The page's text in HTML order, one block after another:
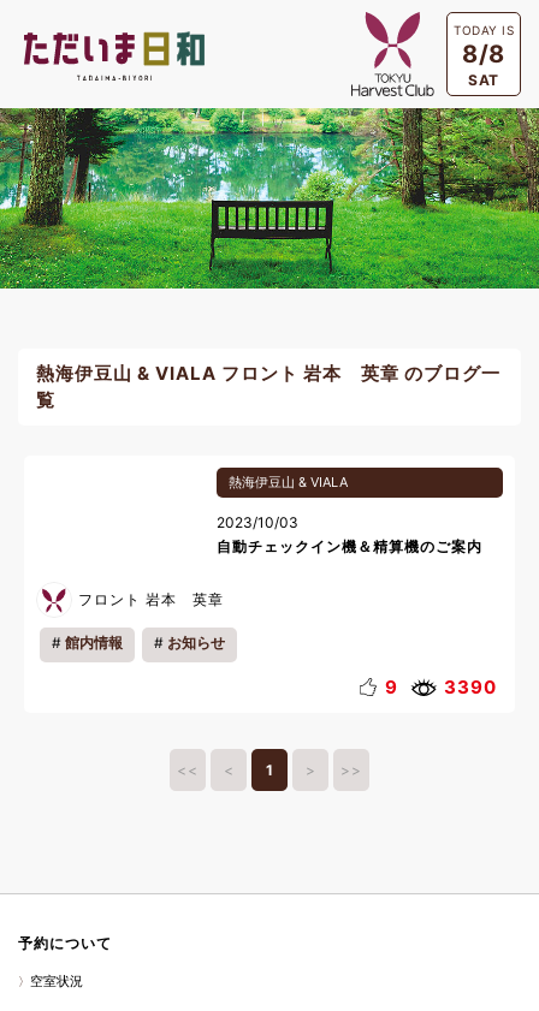
TODAY IS
8/8
SAT
熱海伊豆山 & VIALA フロント 岩本 英章 のブログ一
覧
熱海伊豆山 & VIALA
2023/10/03
自動チェックイン機＆精算機のご案内
フロント 岩本 英章
館内情報 お知らせ
9 3390
<< < 1 > >>
予約について
空室状況